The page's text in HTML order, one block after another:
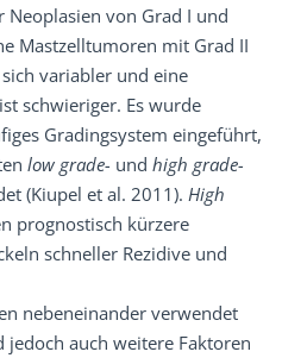
von Grad I und
Mastzelltumoren mit Grad II
variabler und eine
schwieriger. Es wurde
Gradingsystem eingeführt,
low grade- und high grade-
(Kiupel et al. 2011). High
prognostisch kürzere
schneller Rezidive und
nebeneinander verwendet
auch weitere Faktoren